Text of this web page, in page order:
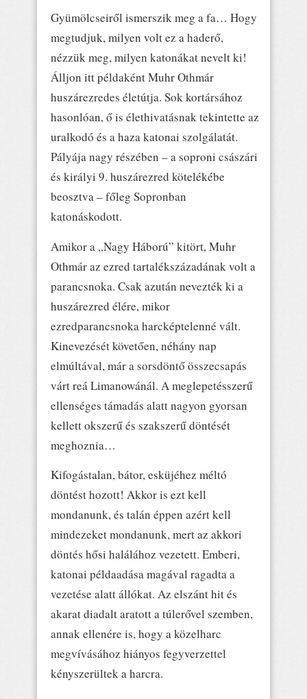
Gyümölcseiről ismerszik meg a fa… Hogy
megtudjuk, milyen volt ez a haderő,
nézzük meg, milyen katonákat nevelt ki!
Álljon itt példaként Muhr Othmár
huszárezredes életútja. Sok kortársához
hasonlóan, ő is élethivatásnak tekintette az
uralkodó és a haza katonai szolgálatát.
Pályája nagy részében – a soproni császári
és királyi 9. huszárezred kötelékébe
beosztva – főleg Sopronban
katonáskodott.
Amikor a „Nagy Háború” kitört, Muhr
Othmár az ezred tartalékszázadának volt a
parancsnoka. Csak azután nevezték ki a
huszárezred élére, mikor
ezredparancsnoka harcképtelenné vált.
Kinevezését követően, néhány nap
elmúltával, már a sorsdöntő összecsapás
várt reá Limanowánál. A meglepetésszerű
ellenséges támadás alatt nagyon gyorsan
kellett okszerű és szakszerű döntését
meghoznia…
Kifogástalan, bátor, esküjéhez méltó
döntést hozott! Akkor is ezt kell
mondanunk, és talán éppen azért kell
mindezeket mondanunk, mert az akkori
döntés hősi halálához vezetett. Emberi,
katonai példaadása magával ragadta a
vezetése alatt állókat. Az elszánt hit és
akarat diadalt aratott a túlerővel szemben,
annak ellenére is, hogy a közelharc
megvívásához hiányos fegyverzettel
kényszerültek a harcra.